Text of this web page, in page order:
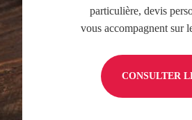
particulière, devis
vous accompagnent sur
CONSULTER